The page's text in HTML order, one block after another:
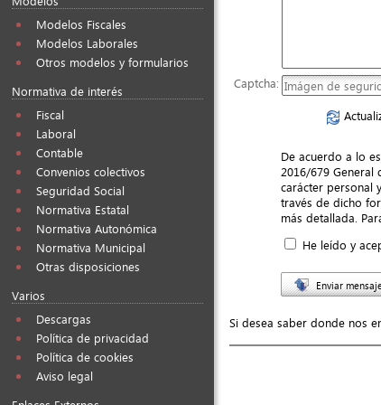
Modelos Fiscales
Modelos Laborales
Otros modelos y formularios
Normativa de interés
Fiscal
Laboral
Contable
Convenios colectivos
Seguridad Social
Normativa Estatal
Normativa Autonómica
Normativa Municipal
Otras disposiciones
Varios
Descargas
Política de privacidad
Política de cookies
Aviso legal
Captcha:
De acuerdo a lo
2016/679 General
carácter personal
través de dicho
más detallada.
He leído y
Enviar
Si desea saber donde nos